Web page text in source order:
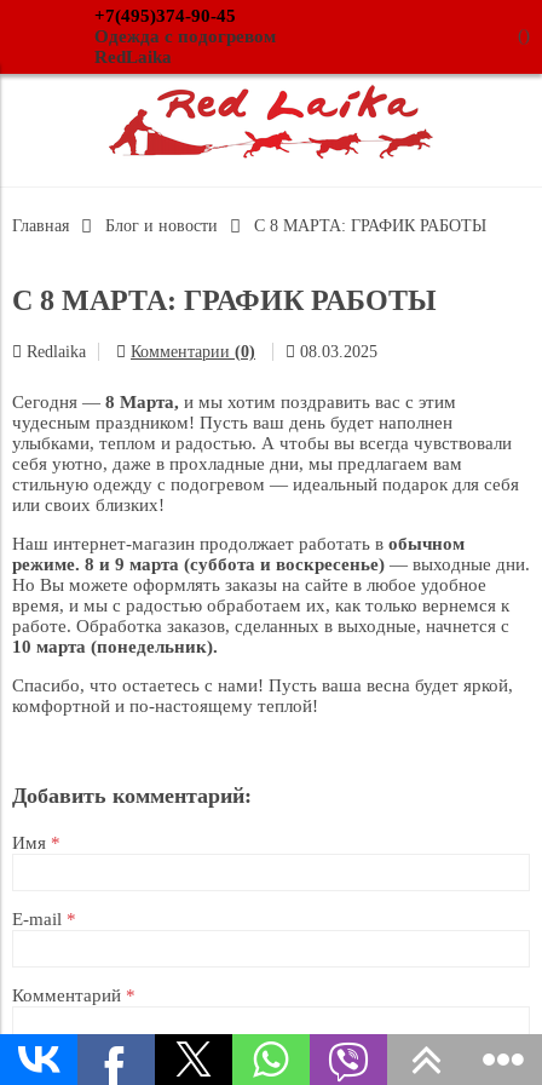
+7(495)374-90-45
Одежда с подогревом
RedLaika
()
Главная Блог и новости С 8 МАРТА: ГРАФИК РАБОТЫ
С 8 МАРТА: ГРАФИК РАБОТЫ
Redlaika Комментарии (0) 08.03.2025
Сегодня — 8 Марта, и мы хотим поздравить вас с этим
чудесным праздником! Пусть ваш день будет наполнен
улыбками, теплом и радостью. А чтобы вы всегда чувствовали
себя уютно, даже в прохладные дни, мы предлагаем вам
стильную одежду с подогревом — идеальный подарок для себя
или своих близких!
Наш интернет-магазин продолжает работать в обычном
режиме. 8 и 9 марта (суббота и воскресенье) — выходные дни.
Но Вы можете оформлять заказы на сайте в любое удобное
время, и мы с радостью обработаем их, как только вернемся к
работе. Обработка заказов, сделанных в выходные, начнется с
10 марта (понедельник).
Спасибо, что остаетесь с нами! Пусть ваша весна будет яркой,
комфортной и по-настоящему теплой!
Добавить комментарий:
Имя *
E-mail *
Комментарий *